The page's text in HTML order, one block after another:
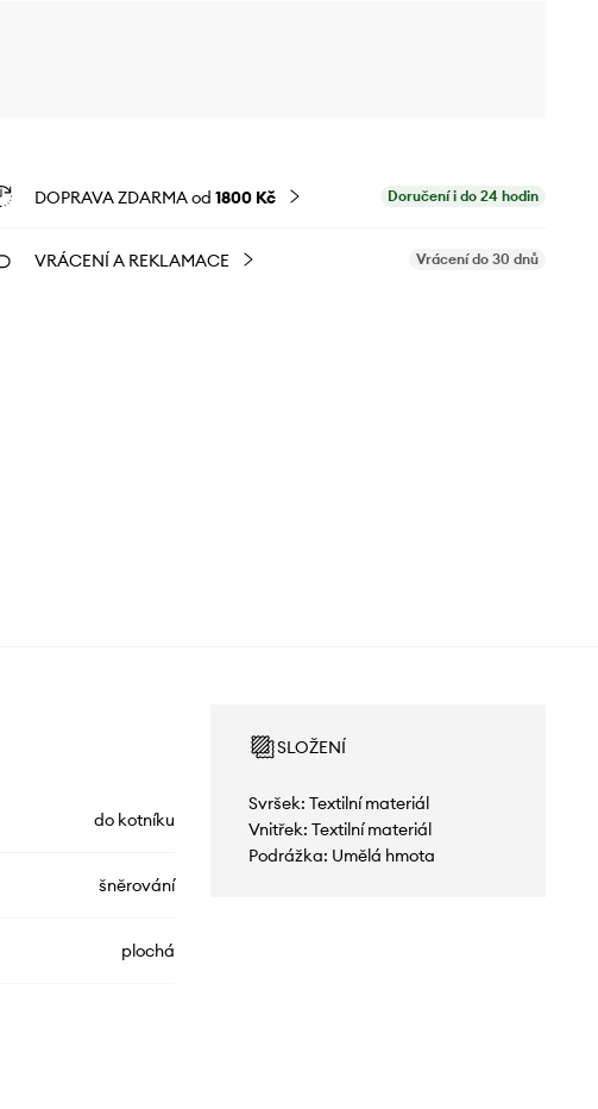
DOPRAVA ZDARMA od 1800 Kč Doručení i do 24 hodin
VRÁCENÍ A REKLAMACE Vrácení do 30 dnů
do kotníku
šněrování
plochá
SLOŽENÍ
Svršek: Textilní materiál
Vnitřek: Textilní materiál
Podrážka: Umělá hmota